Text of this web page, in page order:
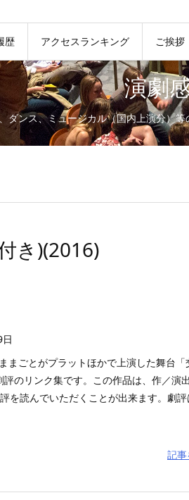
歴 アクセスランキング ご挨拶
演劇
ダンス、ミュージカル（国内上演分）
き)(2016)
まごとがプラットほかで上演した舞台「
評のリンク集です。この作品は、作／演
を読んでいただくことが出来ます。劇
記